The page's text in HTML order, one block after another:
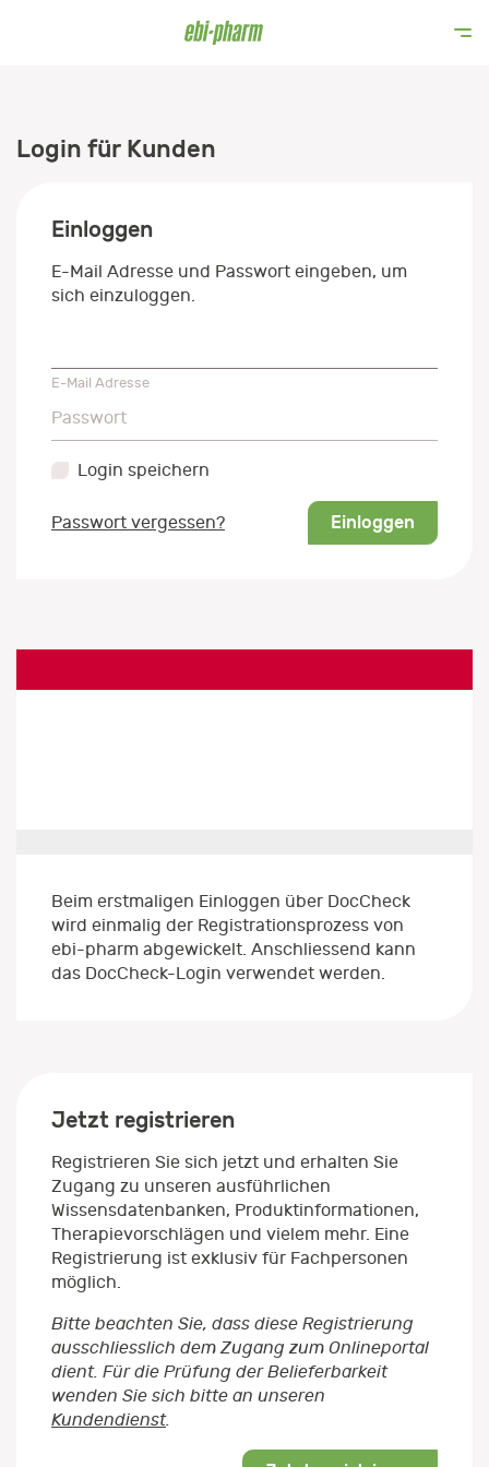
Login für Kunden
Einloggen
E-Mail Adresse und Passwort eingeben, um
sich einzuloggen.
E-Mail Adresse
Passwort
Passwort
Login speichern
Passwort vergessen? Einloggen
Beim erstmaligen Einloggen über DocCheck
wird einmalig der Registrationsprozess von
ebi-pharm abgewickelt. Anschliessend kann
das DocCheck-Login verwendet werden.
Jetzt registrieren
Registrieren Sie sich jetzt und erhalten Sie
Zugang zu unseren ausführlichen
Wissensdatenbanken, Produktinformationen,
Therapievorschlägen und vielem mehr. Eine
Registrierung ist exklusiv für Fachpersonen
möglich.
Bitte beachten Sie, dass diese Registrierung
ausschliesslich dem Zugang zum Onlineportal
dient. Für die Prüfung der Belieferbarkeit
wenden Sie sich bitte an unseren
Kundendienst.